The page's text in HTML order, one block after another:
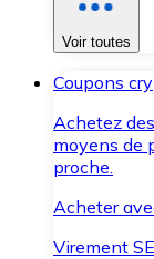
Voir toutes
Coupons
Achetez
moyens de
proche.
Acheter
Virement